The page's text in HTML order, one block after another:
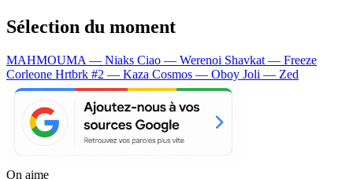
Sélection du moment
MAHMOUMA — Niaks Ciao — Werenoi Shavkat — Freeze
Corleone Hrtbrk #2 — Kaza Cosmos — Oboy Joli — Zed
On aime